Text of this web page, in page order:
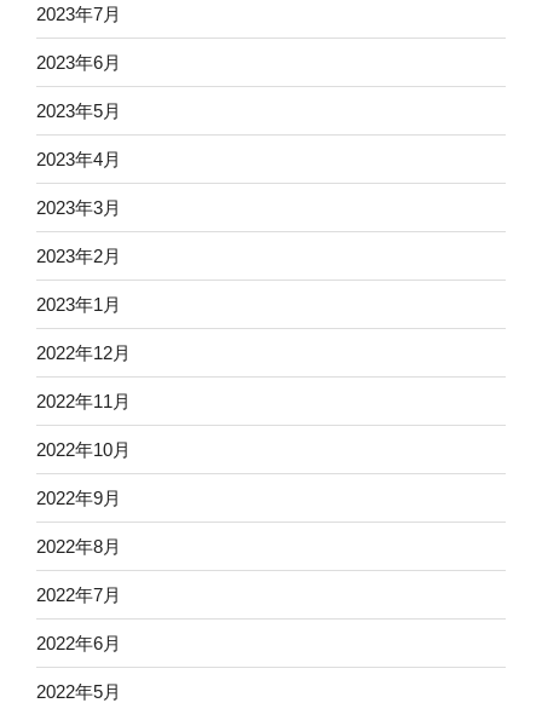
2023年7月
2023年6月
2023年5月
2023年4月
2023年3月
2023年2月
2023年1月
2022年12月
2022年11月
2022年10月
2022年9月
2022年8月
2022年7月
2022年6月
2022年5月